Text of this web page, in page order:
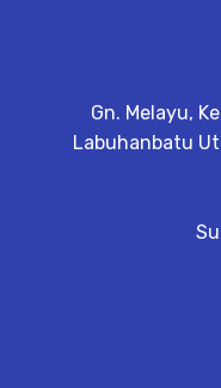
Gn. Melayu,
Labuhanbatu